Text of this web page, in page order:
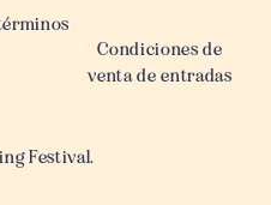
Condiciones de
venta de entradas
Festival.